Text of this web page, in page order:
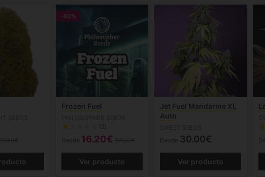
-40%
Frozen Fuel
(2)
Desde 16.20€
Ver producto
Jet Fuel Mandarine XL
Auto
Desde 30.00€
Ver producto